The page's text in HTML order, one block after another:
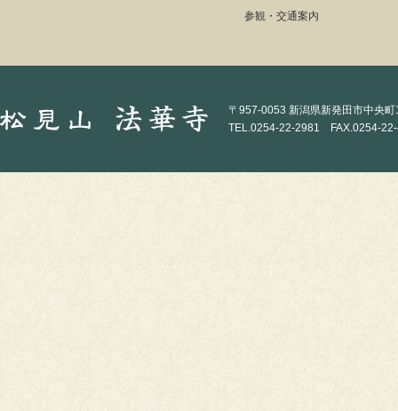
参観・交通案内
〒957-0053 新潟県新発田市中央
TEL.0254-22-2981 FAX.0254-